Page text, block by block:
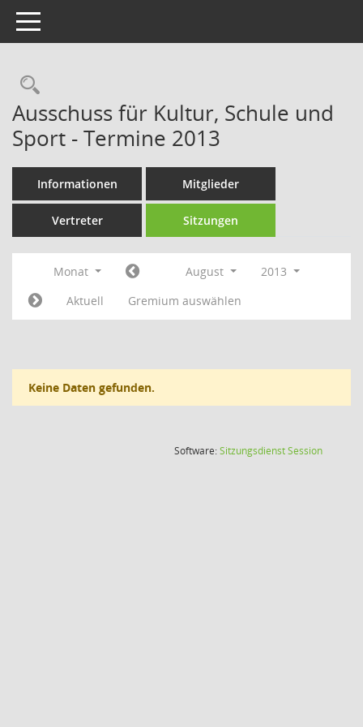
Toggle navigation
Rechercheauswahl
Ausschuss für Kultur, Schule und
Sport - Termine 2013
Informationen Mitglieder
Vertreter Sitzungen
Monat August
2013
Aktuell
Gremium auswählen
Keine Daten gefunden.
Software:SitzungsdienstSession(Wird in